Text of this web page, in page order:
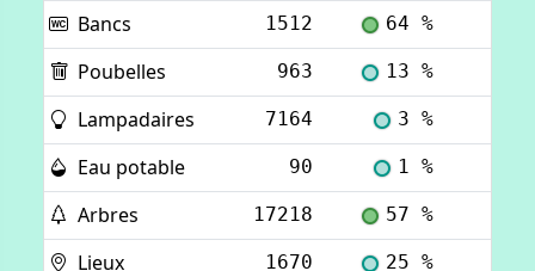
Bancs 1512 64 %
Poubelles 963 13 %
Lampadaires 7164 3 %
Eau potable 90 1 %
Arbres 17218 57 %
Lieux 1670 25 %